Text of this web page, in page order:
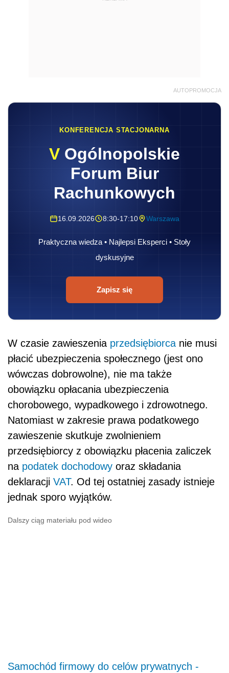
AUTOPROMOCJA
KONFERENCJA STACJONARNA
V Ogólnopolskie
Forum Biur
Rachunkowych
16.09.2026 8:30-17:10 Warszawa
Praktyczna wiedza • Najlepsi Eksperci • Stoły
dyskusyjne
Zapisz się
W czasie zawieszenia przedsiębiorca nie musi
płacić ubezpieczenia społecznego (jest ono
wówczas dobrowolne), nie ma także
obowiązku opłacania ubezpieczenia
chorobowego, wypadkowego i zdrowotnego.
Natomiast w zakresie prawa podatkowego
zawieszenie skutkuje zwolnieniem
przedsiębiorcy z obowiązku płacenia zaliczek
na podatek dochodowy oraz składania
deklaracji VAT. Od tej ostatniej zasady istnieje
jednak sporo wyjątków.
Dalszy ciąg materiału pod wideo
Samochód firmowy do celów prywatnych -